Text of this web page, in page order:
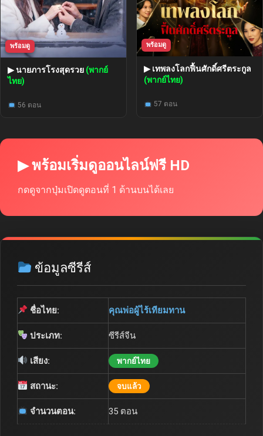
พร้อมดู
▶ นายภารโรงสุดรวย (พากย์
ไทย)
56 ตอน
พร้อมดู
▶ เทพลงโลกฟื้นศักดิ์ศรีตระกูล
(พากย์ไทย)
57 ตอน
▶ พร้อมเริ่มดูออนไลน์ฟรี HD
กดดูจากปุ่มเปิดดูตอนที่ 1 ด้านบนได้เลย
ข้อมูลซีรีส์
ชื่อไทย: คุณพ่อผู้ไร้เทียมทาน
ประเภท: ซีรีส์จีน
เสียง: พากย์ไทย
สถานะ: จบแล้ว
จำนวนตอน: 35 ตอน